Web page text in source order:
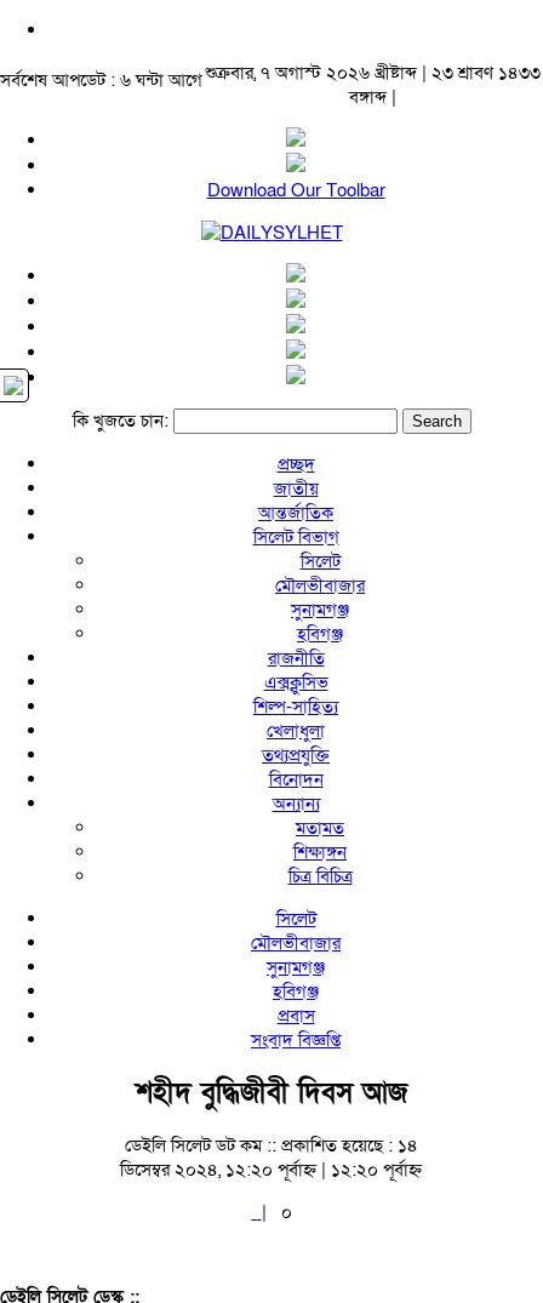
সর্বশেষ আপডেট : ৬ ঘন্টা আগেশুক্রবার, ৭ অগাস্ট ২০২৬ খ্রীষ্টাব্দ | ২৩ শ্রাবণ ১৪৩৩
বঙ্গাব্দ |
Download Our Toolbar
কি খুজতে চান:
প্রচ্ছদ
জাতীয়
আন্তর্জাতিক
সিলেট বিভাগ
সিলেট
মৌলভীবাজার
সুনামগঞ্জ
হবিগঞ্জ
রাজনীতি
এক্সক্লুসিভ
শিল্প-সাহিত্য
খেলাধুলা
তথ্যপ্রযুক্তি
বিনোদন
অন্যান্য
মতামত
শিক্ষাঙ্গন
চিত্র বিচিত্র
সিলেট
মৌলভীবাজার
সুনামগঞ্জ
হবিগঞ্জ
প্রবাস
সংবাদ বিজ্ঞপ্তি
শহীদ বুদ্ধিজীবী দিবস আজ
ডেইলি সিলেট ডট কম :: প্রকাশিত হয়েছে : ১৪
ডিসেম্বর ২০২৪, ১২:২০ পূর্বাহ্ন | ১২:২০ পূর্বাহ্ন
|
০
ডেইলি সিলেট ডেস্ক ::